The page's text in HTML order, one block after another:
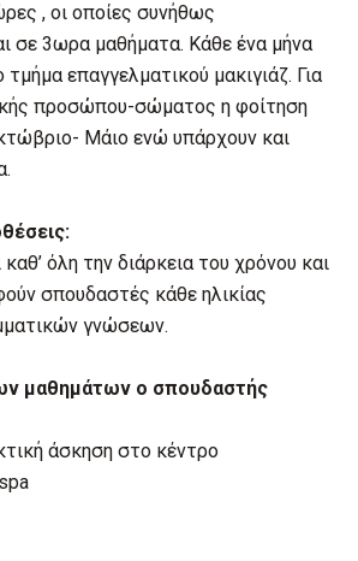
, οι οποίες συνήθως
σε 3ωρα μαθήματα. Κάθε ένα μήνα
τμήμα επαγγελματικού μακιγιάζ. Για
προσώπου-σώματος η φοίτηση
Μάιο ενώ υπάρχουν και
όλη την διάρκεια του χρόνου και
σπουδαστές κάθε ηλικίας
γνώσεων.
μαθημάτων ο σπουδαστής
άσκηση στο κέντρο